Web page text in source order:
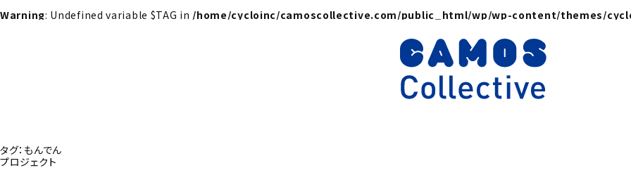
Warning: Undefined variable $TAG in /home/cycloinc/camoscollective.com/public_html/wp/wp-content/themes/
タグ：もんでん
プロジェクト